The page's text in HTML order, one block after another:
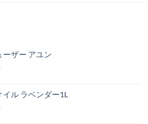
ーザー アユン
イル ラベンダー1L